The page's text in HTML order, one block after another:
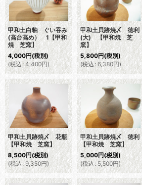
甲和土白釉 ぐい吞み
(高台高め） 1【甲和
焼 芝窯】
4,000円(税別)
(税込 : 4,400円)
甲和土貝跡焼〆 徳利
(大) 【甲和焼 芝
窯】
5,800円(税別)
(税込: 6,380円)
甲和土貝跡焼〆 花瓶
【甲和焼 芝窯】
8,500円(税別)
(税込: 9,350円)
甲和土貝跡焼〆 徳利
【甲和焼 芝窯】
5,000円(税別)
(税込: 5,500円)